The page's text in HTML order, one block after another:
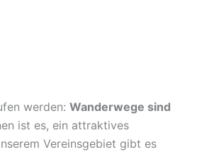
werden: Wanderwege sind
ist es, ein attraktives
Vereinsgebiet gibt es